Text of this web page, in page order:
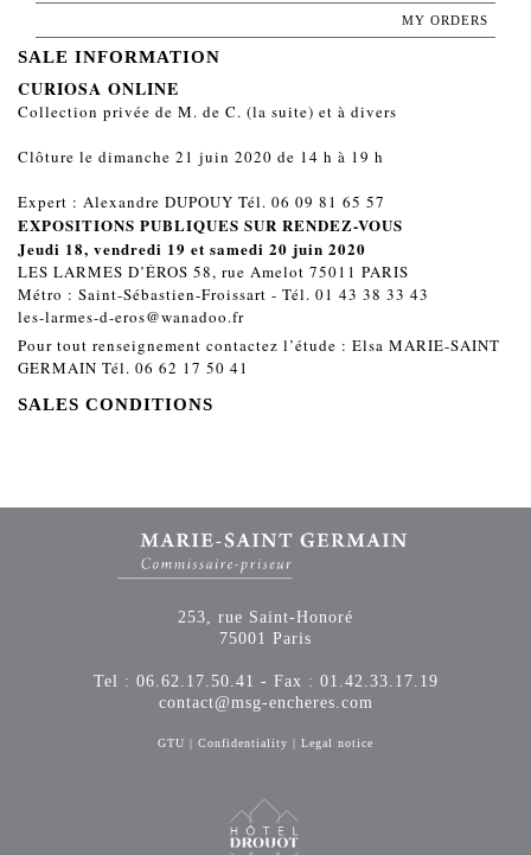
MY ORDERS
SALE INFORMATION
CURIOSA ONLINE
Collection privée de M. de C. (la suite) et à divers
Clôture le dimanche 21 juin 2020 de 14 h à 19 h
Expert : Alexandre DUPOUY Tél. 06 09 81 65 57
EXPOSITIONS PUBLIQUES SUR RENDEZ-VOUS
Jeudi 18, vendredi 19 et samedi 20 juin 2020
LES LARMES D’ÉROS 58, rue Amelot 75011 PARIS
Métro : Saint-Sébastien-Froissart - Tél. 01 43 38 33 43
les-larmes-d-eros@wanadoo.fr
Pour tout renseignement contactez l’étude : Elsa MARIE-SAINT
GERMAIN Tél. 06 62 17 50 41
SALES CONDITIONS
253, rue Saint-Honoré
75001 Paris
Tel : 06.62.17.50.41 - Fax : 01.42.33.17.19
contact@msg-encheres.com
GTU | Confidentiality | Legal notice